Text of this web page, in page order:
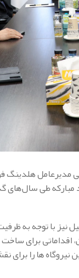
هلدینگ
طی سال‌های
نیز با توجه به
اقداماتی برای
ها را برای